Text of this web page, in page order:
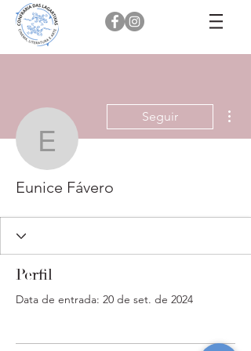
Eunice Fávero
Seguir
Eunice Fávero
Perfil
Data de entrada: 20 de set. de 2024